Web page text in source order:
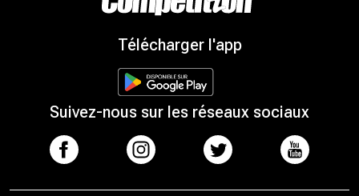
Télécharger l'app
Suivez-nous sur les réseaux sociaux